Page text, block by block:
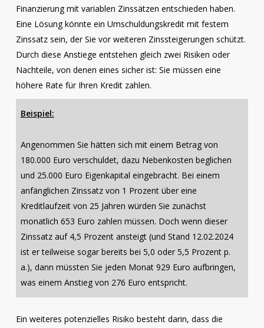
Finanzierung mit variablen Zinssätzen entschieden haben.
Eine Lösung könnte ein Umschuldungskredit mit festem
Zinssatz sein, der Sie vor weiteren Zinssteigerungen schützt.
Durch diese Anstiege entstehen gleich zwei Risiken oder
Nachteile, von denen eines sicher ist: Sie müssen eine
höhere Rate für Ihren Kredit zahlen.
Beispiel:
Angenommen Sie hätten sich mit einem Betrag von
180.000 Euro verschuldet, dazu Nebenkosten beglichen
und 25.000 Euro Eigenkapital eingebracht. Bei einem
anfänglichen Zinssatz von 1 Prozent über eine
Kreditlaufzeit von 25 Jahren würden Sie zunächst
monatlich 653 Euro zahlen müssen. Doch wenn dieser
Zinssatz auf 4,5 Prozent ansteigt (und Stand 12.02.2024
ist er teilweise sogar bereits bei 5,0 oder 5,5 Prozent p.
a.), dann müssten Sie jeden Monat 929 Euro aufbringen,
was einem Anstieg von 276 Euro entspricht.
Ein weiteres potenzielles Risiko besteht darin, dass die